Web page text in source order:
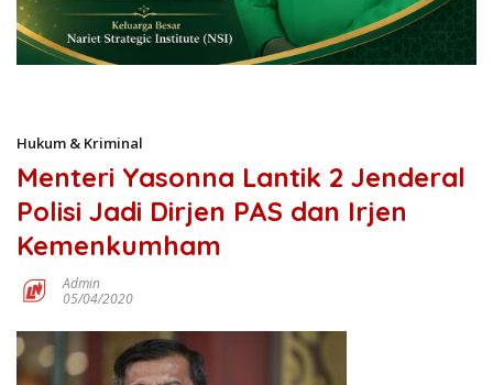
Hukum & Kriminal
Menteri Yasonna Lantik 2 Jenderal
Polisi Jadi Dirjen PAS dan Irjen
Kemenkumham
Admin
05/04/2020